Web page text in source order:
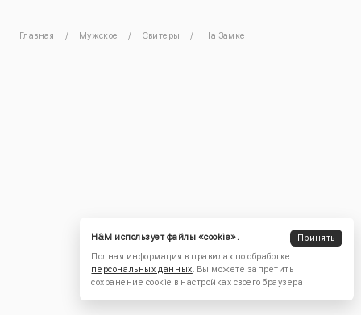
Главная Мужское Свитеры На Замке
H&M использует файлы «cookie».
Принять
Полная информация в правилах по обработке
персональных данных. Вы можете запретить
сохранение cookie в настройках своего браузера